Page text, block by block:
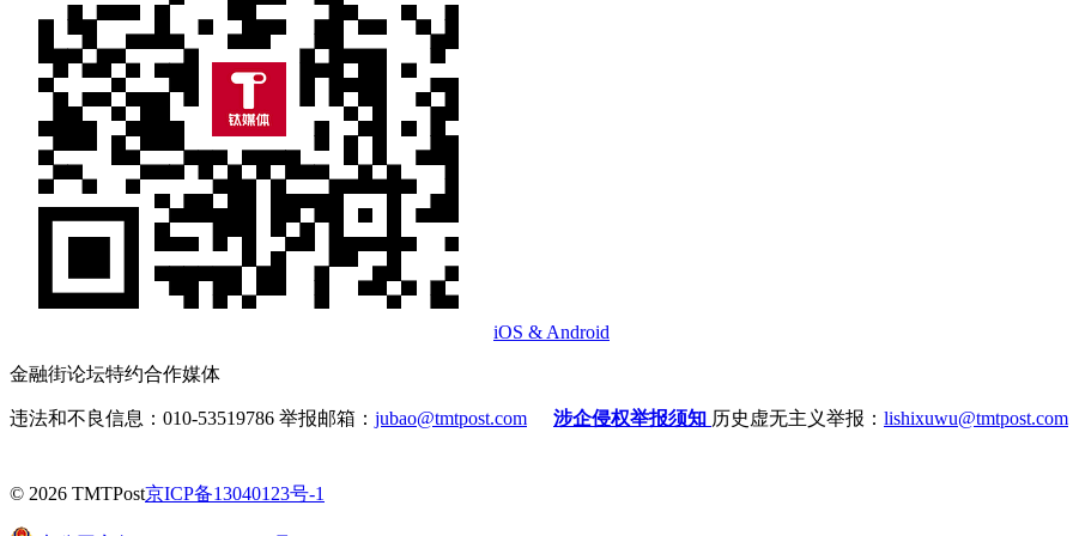
iOS & Android
金融街论坛特约合作媒体
违法和不良信息：010-53519786 举报邮箱： jubao@tmtpost.com 涉企侵权举报须知 历史虚无主义举报： lishixuwu@tmtpost.com
© 2026 TMTPost京ICP备13040123号-1